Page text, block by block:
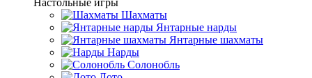
Настольные игры
Шахматы
Янтарные нарды
Янтарные шахматы
Нарды
Солонобль